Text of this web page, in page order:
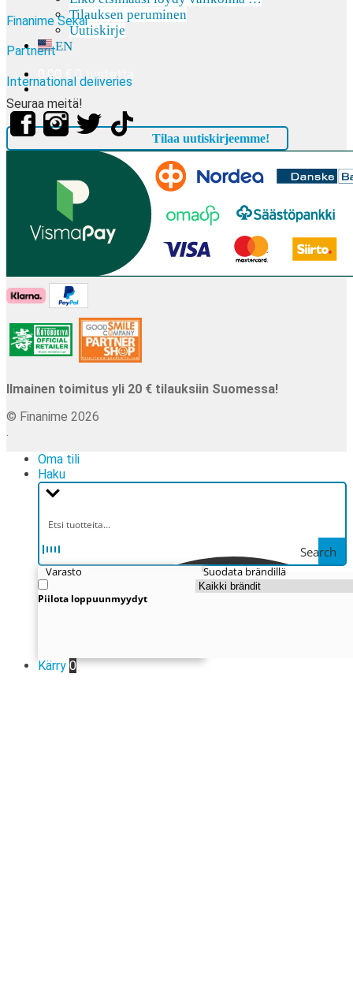
Tilauksen peruminen
Uutiskirje
EN
0,00
0 tuotetta
Finanime Sekai
Partnerit
International deliveries
Seuraa meitä!
Tilaa uutiskirjeemme!
Ilmainen toimitus yli 20 € tilauksiin Suomessa!
© Finanime 2026
.
Oma tili
Haku
Search
Varasto
Piilota loppuunmyydyt
Suodata brändillä
Kärry 0